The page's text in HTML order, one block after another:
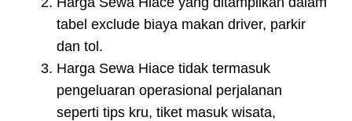
tabel exclude biaya makan driver, parkir
dan tol.
Harga Sewa Hiace tidak termasuk
pengeluaran operasional perjalanan
seperti tips kru, tiket masuk wisata,